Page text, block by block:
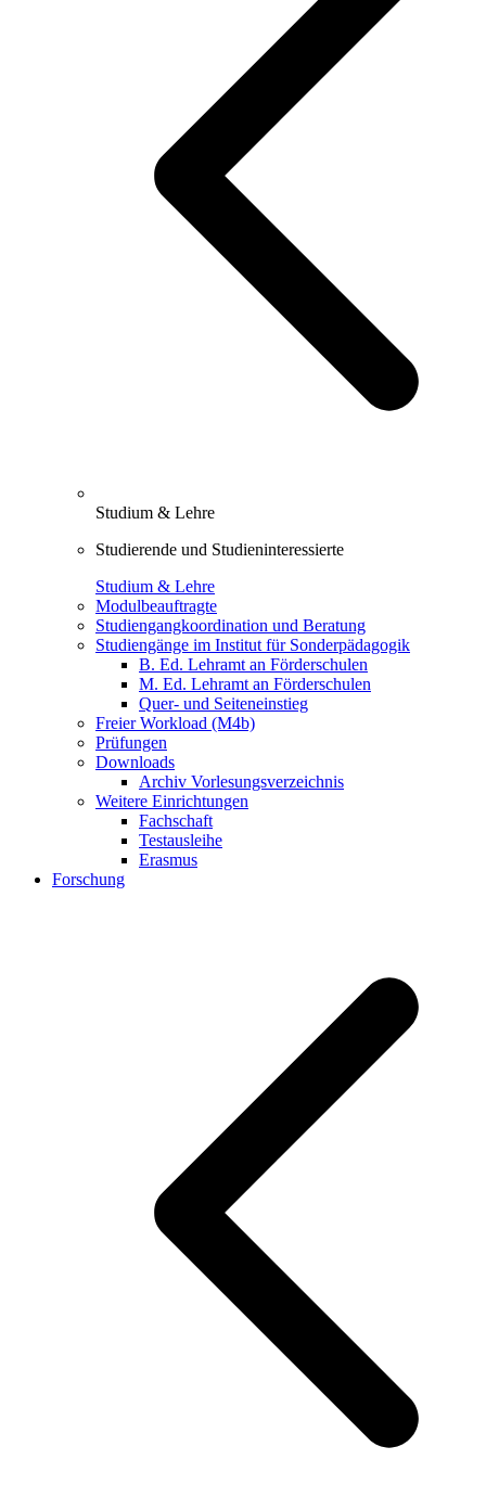
Studium & Lehre
Studierende und Studieninteressierte
Studium & Lehre
Modulbeauftragte
Studiengangkoordination und Beratung
Studiengänge im Institut für Sonderpädagogik
B. Ed. Lehramt an Förderschulen
M. Ed. Lehramt an Förderschulen
Quer- und Seiteneinstieg
Freier Workload (M4b)
Prüfungen
Downloads
Archiv Vorlesungsverzeichnis
Weitere Einrichtungen
Fachschaft
Testausleihe
Erasmus
Forschung